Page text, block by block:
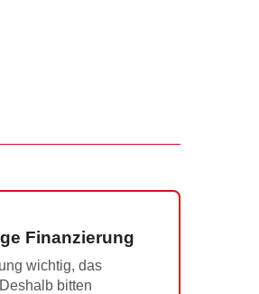
Finanzierung
wichtig, das
bitten